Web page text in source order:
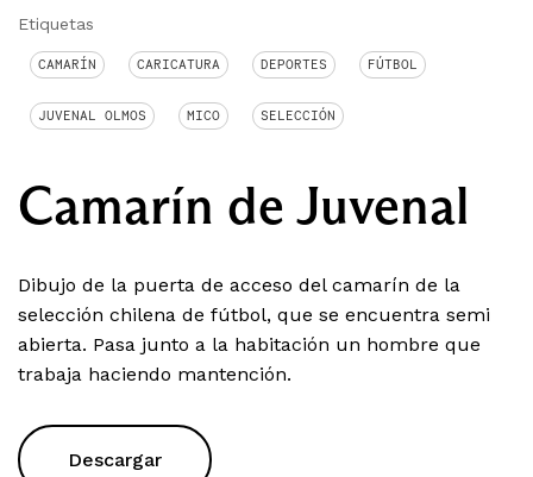
Etiquetas
CAMARÍN CARICATURA DEPORTES FÚTBOL
JUVENAL OLMOS MICO SELECCIÓN
Camarín de Juvenal
Dibujo de la puerta de acceso del camarín de la
selección chilena de fútbol, que se encuentra semi
abierta. Pasa junto a la habitación un hombre que
trabaja haciendo mantención.
Descargar